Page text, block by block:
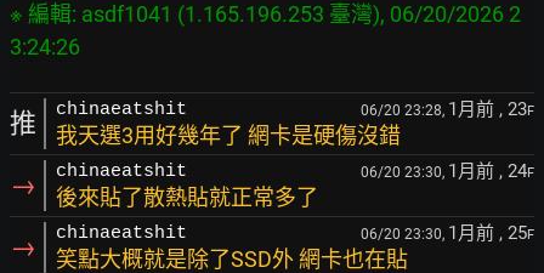
※ 編輯: asdf1041 (1.165.196.253 臺灣), 06/20/2026 2
推 chinaeatshit 06/20 23:28, 1月前 , 23F
我天選3用好幾年了 網卡是硬傷沒錯
→ chinaeatshit 06/20 23:30, 1月前 , 24F
後來貼了散熱貼就正常多了
→ chinaeatshit 06/20 23:30, 1月前 , 25F
笑點大概就是除了SSD外 網卡也在貼